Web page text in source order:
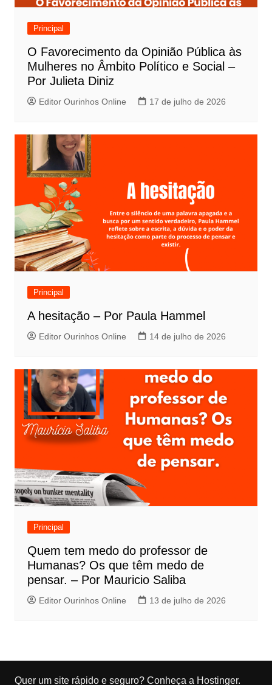
Principal
O Favorecimento da Opinião Pública às
Mulheres no Âmbito Político e Social –
Por Julieta Diniz
Editor Ourinhos Online 17 de julho de 2026
Principal
A hesitação – Por Paula Hammel
Editor Ourinhos Online 14 de julho de 2026
Principal
Quem tem medo do professor de
Humanas? Os que têm medo de
pensar. – Por Mauricio Saliba
Editor Ourinhos Online 13 de julho de 2026
Quer um site rápido e seguro? Conheça a Hostinger.